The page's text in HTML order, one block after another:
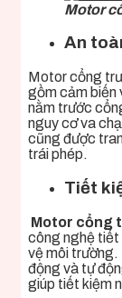
Motor
An
Motor cổng
gồm cảm biến
nằm trước
nguy cơ va
cũng được
trái phép.
Tiết
Motor cổng
công nghệ tiết
vệ môi trường.
động và tự
giúp tiết kiệm